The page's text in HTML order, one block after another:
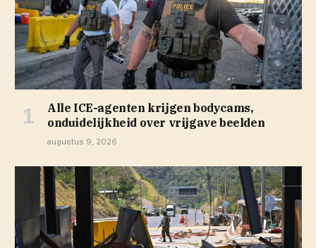
Alle ICE-agenten krijgen bodycams,
onduidelijkheid over vrijgave beelden
augustus 9, 2026